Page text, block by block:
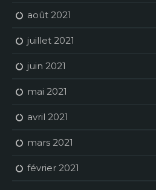
août 2021
juillet 2021
juin 2021
mai 2021
avril 2021
mars 2021
février 2021